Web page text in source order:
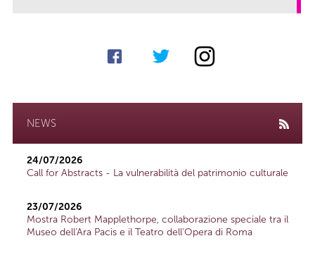
NEWS
24/07/2026
Call for Abstracts - La vulnerabilità del patrimonio culturale
23/07/2026
Mostra Robert Mapplethorpe, collaborazione speciale tra il
Museo dell'Ara Pacis e il Teatro dell'Opera di Roma